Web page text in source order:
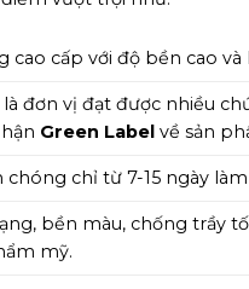
cao cấp với độ bền cao
đơn vị đạt được nhiều
Green Label về sản
chỉ từ 7-15 ngày làm
bền màu, chống
mỹ.